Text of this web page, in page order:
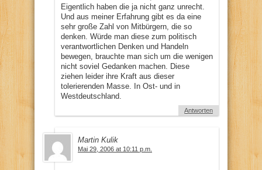
Eigentlich haben die ja nicht ganz unrecht.
Und aus meiner Erfahrung gibt es da eine
sehr große Zahl von Mitbürgern, die so
denken. Würde man diese zum politisch
verantwortlichen Denken und Handeln
bewegen, brauchte man sich um die wenigen
nicht soviel Gedanken machen. Diese
ziehen leider ihre Kraft aus dieser
tolerierenden Masse. In Ost- und in
Westdeutschland.
Antworten
Martin Kulik
Mai 29, 2006 at 10:11 p.m.